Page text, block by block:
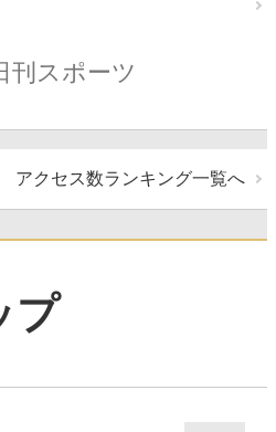
刊スポーツ
アクセス数ランキング一覧へ
プ